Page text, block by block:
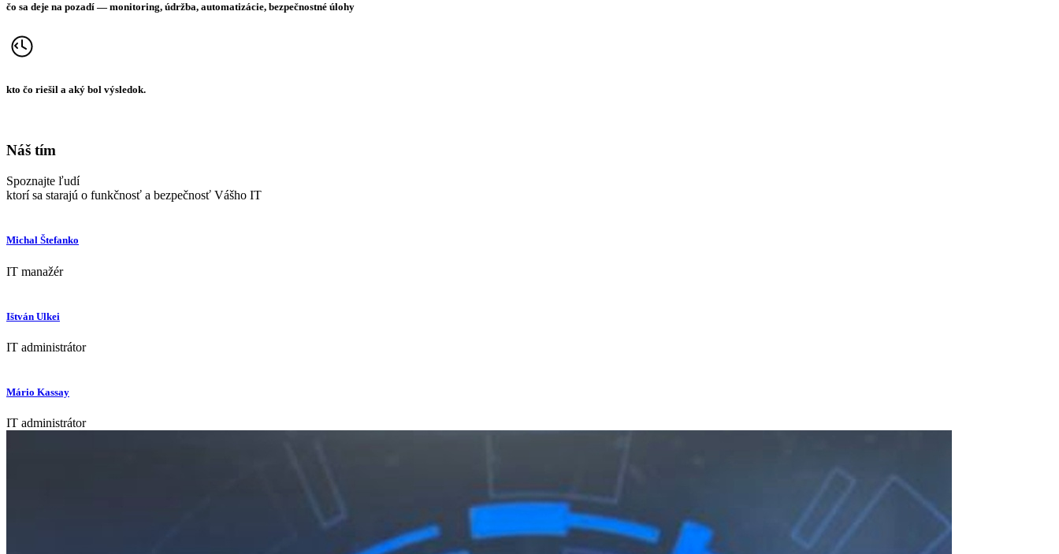
čo sa deje na pozadí — monitoring, údržba, automatizácie, bezpečnostné úlohy
kto čo riešil a aký bol výsledok.
Náš tím
Spoznajte ľudí
ktorí sa starajú o funkčnosť a bezpečnosť Vášho IT
Michal Štefanko
IT manažér
Ištván Ulkei
IT administrátor
Mário Kassay
IT administrátor